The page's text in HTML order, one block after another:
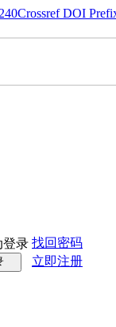
Crossref DOI
登录 找回密码
立即注册